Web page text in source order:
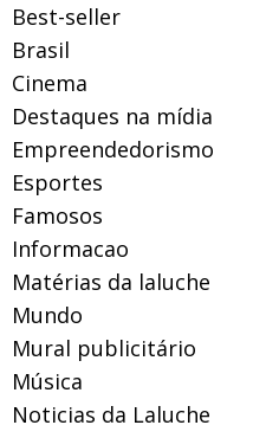
Best-seller
Brasil
Cinema
Destaques na mídia
Empreendedorismo
Esportes
Famosos
Informacao
Matérias da laluche
Mundo
Mural publicitário
Música
Noticias da Laluche